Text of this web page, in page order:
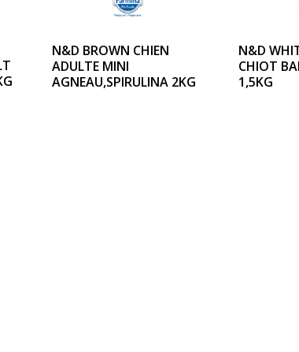
N&D BROWN CHIEN
ADULTE MINI
AGNEAU,SPIRULINA 2KG
N&D
CHIOT
1,5KG